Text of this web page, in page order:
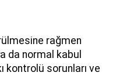
rağmen
da normal kabul
kontrolü sorunları ve